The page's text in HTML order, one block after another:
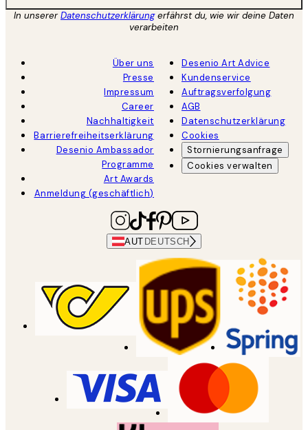
In unsererDatenschutzerklärungerfährst du, wie wir deine Daten
verarbeiten
Über uns
Presse
Impressum
Career
Nachhaltigkeit
Barrierefreiheitserklärung
Desenio Ambassador
Programme
Art Awards
Anmeldung (geschäftlich)
Desenio Art Advice
Kundenservice
Auftragsverfolgung
AGB
Datenschutzerklärung
Cookies
Stornierungsanfrage
Cookies verwalten
AUT DEUTSCH